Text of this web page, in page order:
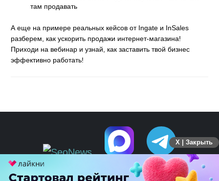
там продавать
А еще на примере реальных кейсов от Ingate и InSales
разберем, как ускорить продажи интернет-магазина!
Приходи на вебинар и узнай, как заставить твой бизнес
эффективно работать!
X | Закрыть
ПЕРЕЙТИ НА ПОЛНУЮ ВЕРСИЮ